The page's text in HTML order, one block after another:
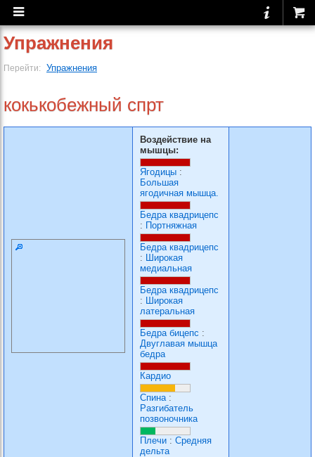
Упражнения
Перейти: Упражнения
кокькобежный спрт
Воздействие на
мышцы:
Ягодицы :
Большая
ягодичная мышца.
Бедра квадрицепс
: Портняжная
Бедра квадрицепс
: Широкая
медиальная
Бедра квадрицепс
: Широкая
латеральная
Бедра бицепс :
Двуглавая мышца
бедра
Кардио
Спина:
Разгибатель
позвоночника
Плечи : Средняя
дельта